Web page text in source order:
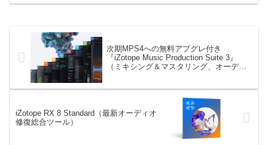
次期MPS4への無料アプグレ付き
『iZotope Music Production Suite 3』
（ミキシング＆マスタリング、オーディ
iZotope RX 8 Standard（最新オーディオ
修復総合ツール）